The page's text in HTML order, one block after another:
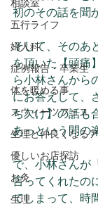
相談室
五行ライフ
婦人科
症例報告・卒業生
体を暖める事
スウィーツフェス
生理と仲良くなる
優しいお店探訪
お灸
生理
初のその話を聞
そして、そのあ
を頂いた【頭痛
ら小林さんから
にお答えして、
ち欠け】の話も
あっという間の
で、小林さんが
言ってくれたの
てしまって、時